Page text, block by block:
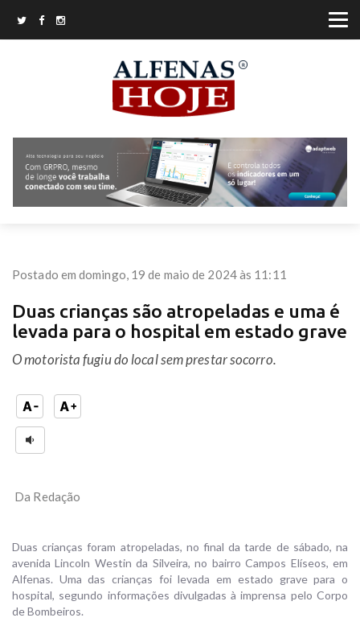
Postado em domingo, 19 de maio de 2024 às 11:11
Duas crianças são atropeladas e uma é
levada para o hospital em estado grave
O motorista fugiu do local sem prestar socorro.
Da Redação
Duas crianças foram atropeladas, no final da tarde de sábado, na
avenida Lincoln Westin da Silveira, no bairro Campos Elíseos, em
Alfenas. Uma das crianças foi levada em estado grave para o
hospital, segundo informações divulgadas à imprensa pelo Corpo
de Bombeiros.